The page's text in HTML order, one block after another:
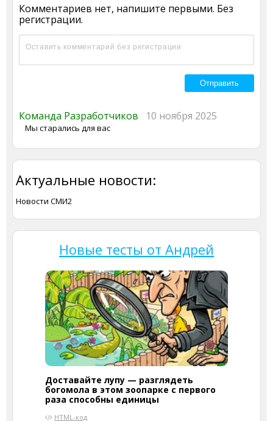
Комментариев нет, напишите первыми. Без
регистрации.
Команда Разработчиков 10 ноября 2025
Мы старались для вас
Актуальные новости:
Новости СМИ2
Новые тесты от Андрей
Доставайте лупу — разглядеть
богомола в этом зоопарке с первого
раза способны единицы
HTML-код